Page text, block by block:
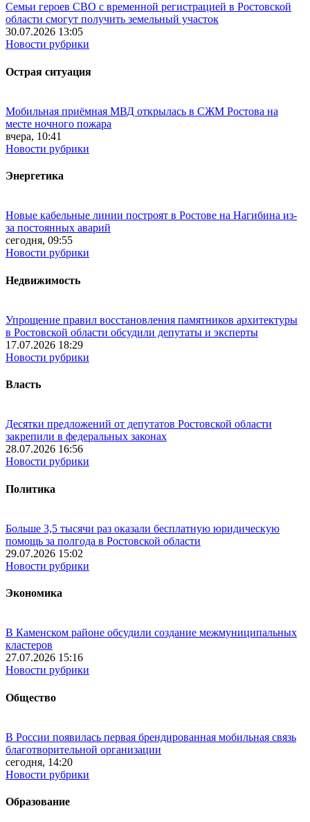
Семьи героев СВО с временной регистрацией в Ростовской
области смогут получить земельный участок
30.07.2026 13:05
Новости рубрики
Острая ситуация
Мобильная приёмная МВД открылась в СЖМ Ростова на
месте ночного пожара
вчера, 10:41
Новости рубрики
Энергетика
Новые кабельные линии построят в Ростове на Нагибина из-
за постоянных аварий
сегодня, 09:55
Новости рубрики
Недвижимость
Упрощение правил восстановления памятников архитектуры
в Ростовской области обсудили депутаты и эксперты
17.07.2026 18:29
Новости рубрики
Власть
Десятки предложений от депутатов Ростовской области
закрепили в федеральных законах
28.07.2026 16:56
Новости рубрики
Политика
Больше 3,5 тысячи раз оказали бесплатную юридическую
помощь за полгода в Ростовской области
29.07.2026 15:02
Новости рубрики
Экономика
В Каменском районе обсудили создание межмуниципальных
кластеров
27.07.2026 15:16
Новости рубрики
Общество
В России появилась первая брендированная мобильная связь
благотворительной организации
сегодня, 14:20
Новости рубрики
Образование